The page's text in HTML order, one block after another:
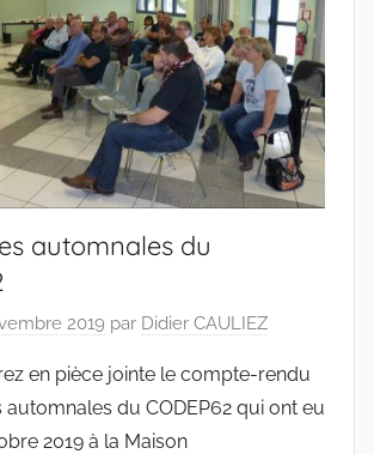
automnales du
2019 par Didier CAULIEZ
en pièce jointe le compte-rendu
du CODEP62 qui ont eu
2019 à la Maison